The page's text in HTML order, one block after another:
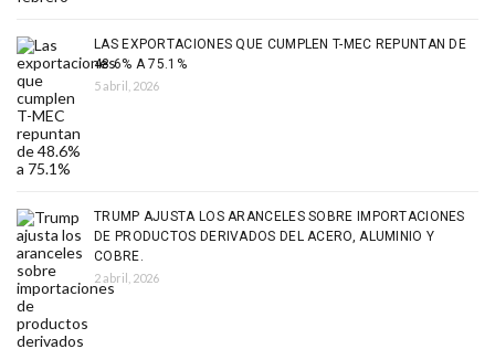
LAS EXPORTACIONES QUE CUMPLEN T-MEC REPUNTAN DE
48.6% A 75.1%
5 abril, 2026
TRUMP AJUSTA LOS ARANCELES SOBRE IMPORTACIONES
DE PRODUCTOS DERIVADOS DEL ACERO, ALUMINIO Y
COBRE.
2 abril, 2026